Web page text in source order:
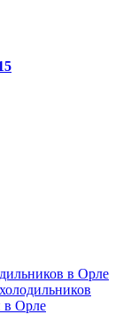
в Орле
в Орле